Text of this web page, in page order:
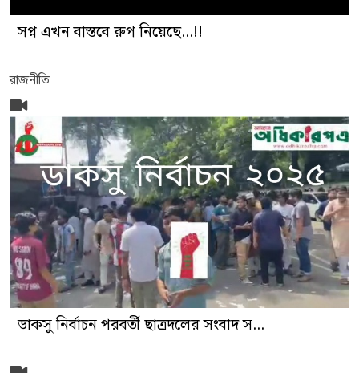
সপ্ন এখন বাস্তবে রুপ নিয়েছে...!!
রাজনীতি
ডাকসু নির্বাচন পরবর্তী ছাত্রদলের সংবাদ স...